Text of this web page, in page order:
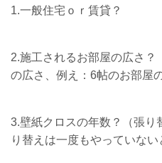
1.一般住宅ｏｒ賃貸？
2.施工されるお部屋の広さ？
の広さ、例え：6帖のお部屋
3.壁紙クロスの年数？（張り
り替えは一度もやっていない